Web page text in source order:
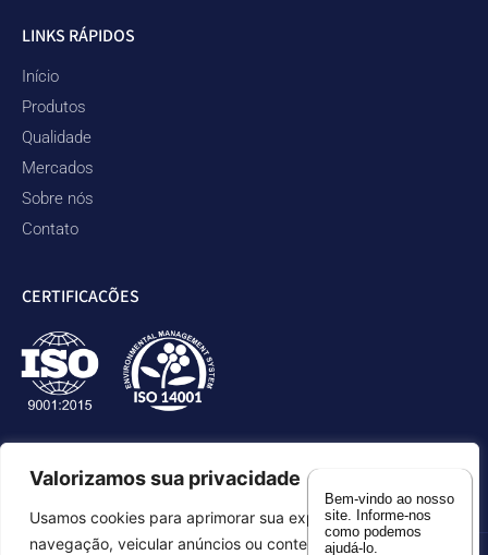
Valorizamos sua privacidade
Usamos cookies para aprimorar sua experiência de
navegação, veicular anúncios ou conteúdos
LINKS RÁPIDOS
Início
Produtos
Qualidade
Mercados
Sobre nós
Contato
CERTIFICAÇÕES
Bem-vindo ao nosso
site. Informe-nos
como podemos
ajudá-lo.